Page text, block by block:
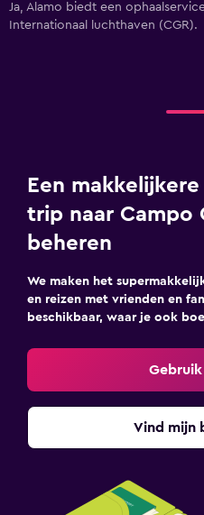
Ja, Alamo biedt een
Internationaal luchthaven (CGR).
Een
trip naar Campo
beheren
We maken het
en reizen met vrienden en
beschikbaar, waar je ook
Gebruik
Vind mijn